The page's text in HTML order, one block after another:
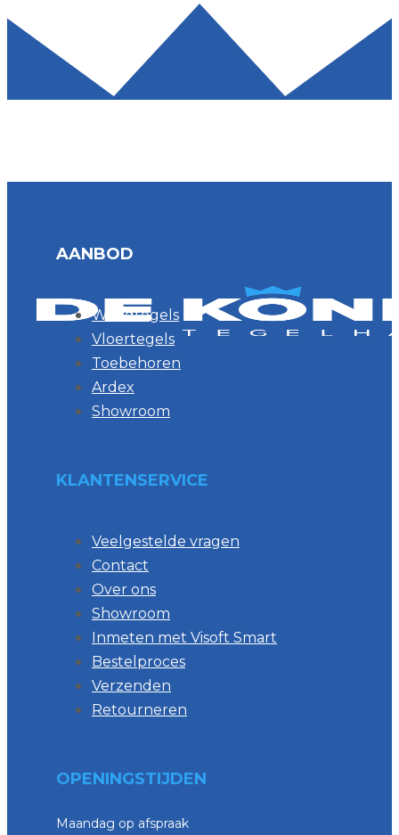
AANBOD
Wandtegels
Vloertegels
Toebehoren
Ardex
Showroom
KLANTENSERVICE
Veelgestelde vragen
Contact
Over ons
Showroom
Inmeten met Visoft Smart
Bestelproces
Verzenden
Retourneren
OPENINGSTIJDEN
Maandag op afspraak